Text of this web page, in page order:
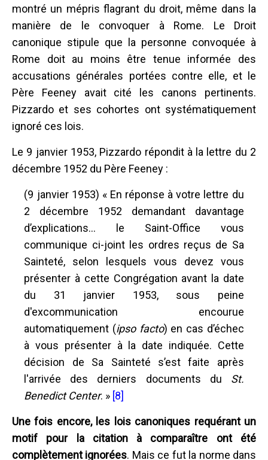
montré un mépris flagrant du droit, même dans la
manière de le convoquer à Rome. Le Droit
canonique stipule que la personne convoquée à
Rome doit au moins être tenue informée des
accusations générales portées contre elle, et le
Père Feeney avait cité les canons pertinents.
Pizzardo et ses cohortes ont systématiquement
ignoré ces lois.
Le 9 janvier 1953, Pizzardo répondit à la lettre du 2
décembre 1952 du Père Feeney :
(9 janvier 1953) « En réponse à votre lettre du
2 décembre 1952 demandant davantage
d’explications... le Saint-Office vous
communique ci-joint les ordres reçus de Sa
Sainteté, selon lesquels vous devez vous
présenter à cette Congrégation avant la date
du 31 janvier 1953, sous peine
d'excommunication encourue
automatiquement (ipso facto) en cas d’échec
à vous présenter à la date indiquée. Cette
décision de Sa Sainteté s’est faite après
l'arrivée des derniers documents du St.
Benedict Center. » [8]
Une fois encore, les lois canoniques requérant un
motif pour la citation à comparaître ont été
complètement ignorées. Mais ce fut la norme dans